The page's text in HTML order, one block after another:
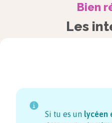
Bien
Les
Si tu es un lycéen